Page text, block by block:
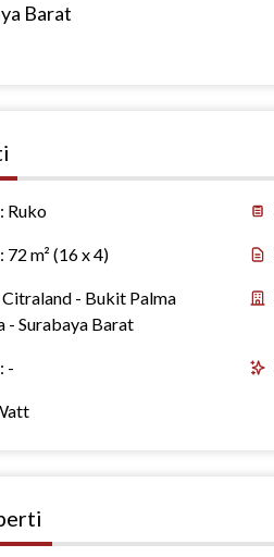
Barat
: Ruko
: 72 m² (16 x 4)
- Bukit Palma
- Surabaya Barat
: -